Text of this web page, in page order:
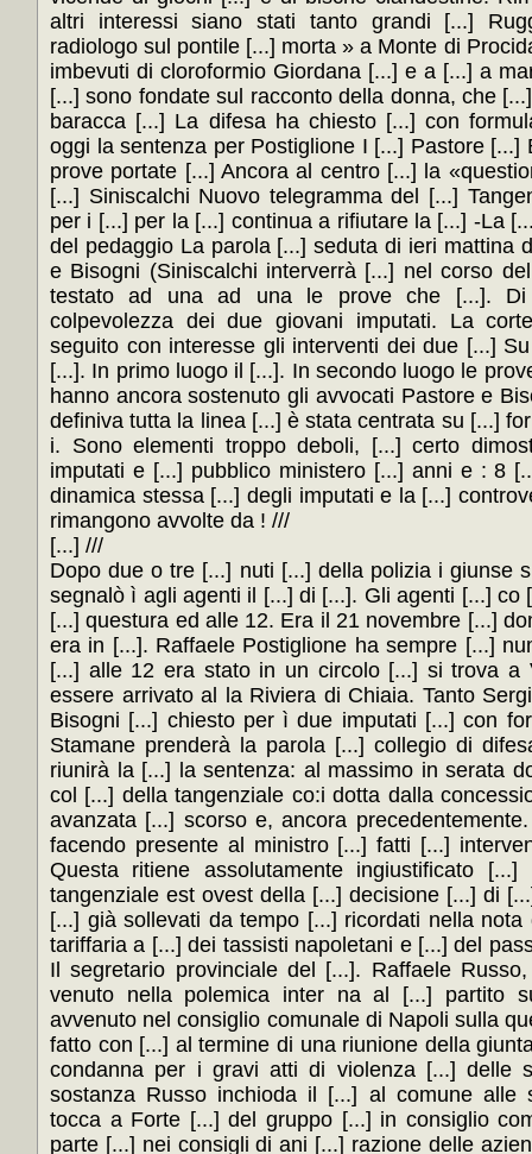
altri interessi siano stati tanto grandi [...]
radiologo sul pontile [...] morta » a Monte di
imbevuti di cloroformio Giordana [...] e a [...] a
[...] sono fondate sul racconto della donna, che
baracca [...] La difesa ha chiesto [...] con
oggi la sentenza per Postiglione I [...] Pastore [...]
prove portate [...] Ancora al centro [...] la
[...] Siniscalchi Nuovo telegramma del [...]
per i [...] per la [...] continua a rifiutare la [...] -La
del pedaggio La parola [...] seduta di ieri mattina
e Bisogni (Siniscalchi interverrà [...] nel corso
testato ad una ad una le prove che [...]. Di
colpevolezza dei due giovani imputati. La
seguito con interesse gli interventi dei due [...]
[...]. In primo luogo il [...]. In secondo luogo le
hanno ancora sostenuto gli avvocati Pastore e
definiva tutta la linea [...] è stata centrata su [...]
i. Sono elementi troppo deboli, [...] certo
imputati e [...] pubblico ministero [...] anni e : 8
dinamica stessa [...] degli imputati e la [...]
rimangono avvolte da ! ///
[...] ///
Dopo due o tre [...] nuti [...] della polizia i giunse
segnalò ì agli agenti il [...] di [...]. Gli agenti [...] co
[...] questura ed alle 12. Era il 21 novembre [...]
era in [...]. Raffaele Postiglione ha sempre [...]
[...] alle 12 era stato in un circolo [...] si trova a
essere arrivato al la Riviera di Chiaia. Tanto
Bisogni [...] chiesto per ì due imputati [...] con
Stamane prenderà la parola [...] collegio di
riunirà la [...] la sentenza: al massimo in serata
col [...] della tangenziale co:i dotta dalla
avanzata [...] scorso e, ancora
facendo presente al ministro [...] fatti [...]
Questa ritiene assolutamente ingiustificato [...]
tangenziale est ovest della [...] decisione [...] di
[...] già sollevati da tempo [...] ricordati nella
tariffaria a [...] dei tassisti napoletani e [...] del
Il segretario provinciale del [...]. Raffaele
venuto nella polemica inter na al [...] partito
avvenuto nel consiglio comunale di Napoli sulla
fatto con [...] al termine di una riunione della
condanna per i gravi atti di violenza [...] delle
sostanza Russo inchioda il [...] al comune alle
tocca a Forte [...] del gruppo [...] in consiglio
parte [...] nei consigli di ani [...] razione delle